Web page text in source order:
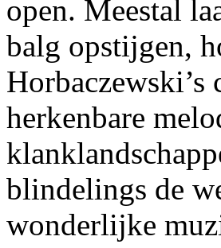
open. Meestal
balg opstijgen,
Horbaczewski’s
herkenbare
blindelings de
wonderlijke